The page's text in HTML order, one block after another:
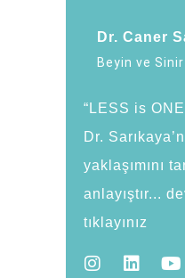
Dr. Caner
Beyin ve
“LESS is
Dr.
yaklaşımını
anlayıştır...
tıklayınız